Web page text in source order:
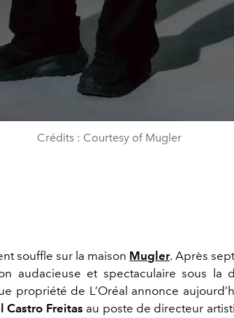
Crédits : Courtesy of Mugler
souffle sur la maison Mugler. Après
audacieuse et spectaculaire sous la
propriété de L’Oréal annonce
Castro Freitas au poste de directeur